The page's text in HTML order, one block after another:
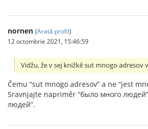
nornen (Arată profil)
12 octombrie 2021, 15:46:59
Vidžu, že v sej knižkě sut mnogo adresov
Čemu “sut mnogo adresov” a ne “jest
Sravnjajte napriměr “было много
людей”.